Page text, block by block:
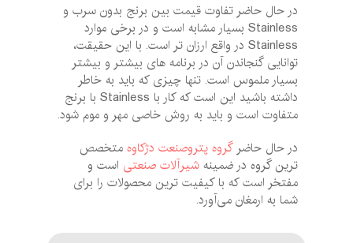
در حال حاضر تفاوت قیمت بین برنج بدون سرب و
Stainless بسیار مشابه است و در برخی موارد
Stainless در واقع ارزان تر است. با این حقیقت،
توانایی گنجاندن آن در برنامه های بیشتر و بیشتر
بسیار ملموس است. تنها چیزی که باید به خاطر
داشته باشید این است که کار با Stainless با برنج
متفاوت است و باید به روش خاصی مهر و موم شود.
در حال حاضر گروه پتروصنعت دژکاوه متخصص
ترین گروه در ضمینهشیرآلات صنعتیاست و
مفتخر است که با کیفیت ترین محصولات را برای
شما به ارمغان می‌آورد.